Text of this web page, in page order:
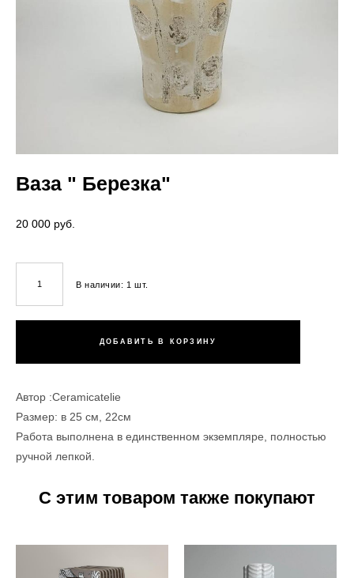
Ваза " Березка"
20 000 pуб.
В наличии: 1 шт.
ДОБАВИТЬ В КОРЗИНУ
Автор :Сeramicatelie
Размер: в 25 см, 22см
Работа выполнена в единственном экземпляре, полностью
ручной лепкой.
С этим товаром также покупают